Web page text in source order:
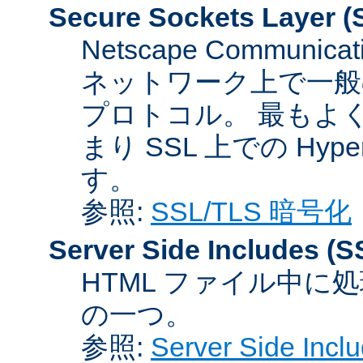
Secure Sockets Layer
Netscape
ネットワーク上で一
プロトコル。 最もよ
まり SSL 上での
す。
参照: SSL/TLS 暗号化
Server Side Includes
HTML ファイル中に
の一つ。
参照: Server Side